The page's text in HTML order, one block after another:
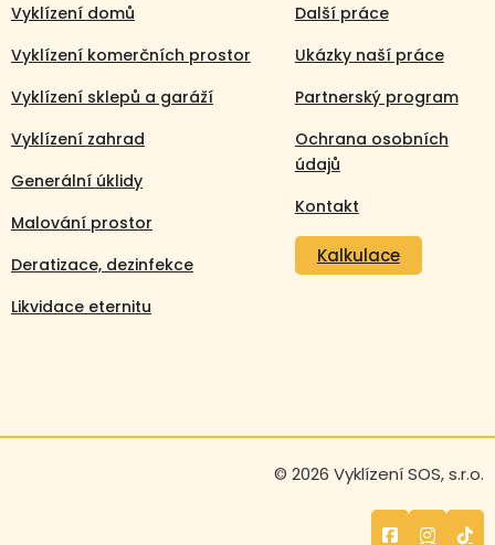
Vyklízení domů
Vyklízení komerčních prostor
Vyklízení sklepů a garáží
Vyklízení zahrad
Generální úklidy
Malování prostor
Deratizace, dezinfekce
Likvidace eternitu
Další práce
Ukázky naší práce
Partnerský program
Ochrana osobních
údajů
Kontakt
Kalkulace
© 2026 Vyklízení SOS, s.r.o.